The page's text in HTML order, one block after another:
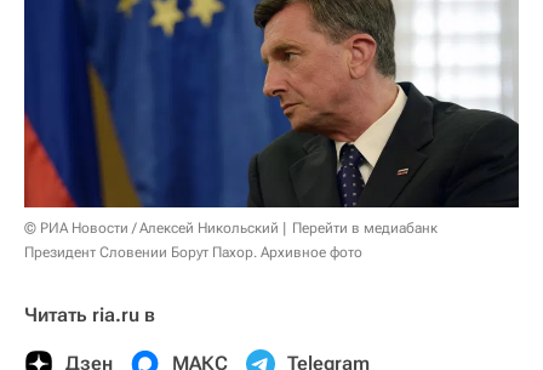
© РИА Новости / Алексей Никольский
Перейти в медиабанк
Президент Словении Борут Пахор. Архивное фото
Читать ria.ru в
Дзен МАКС Telegram